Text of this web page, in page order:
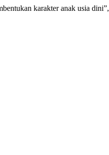
karakter anak usia dini”,